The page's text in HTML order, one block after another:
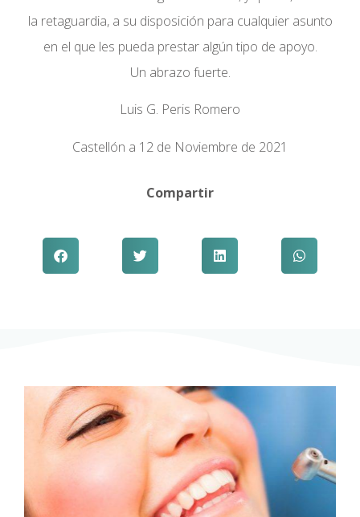
la retaguardia, a su disposición para cualquier asunto
en el que les pueda prestar algún tipo de apoyo.
Un abrazo fuerte.
Luis G. Peris Romero
Castellón a 12 de Noviembre de 2021
Compartir